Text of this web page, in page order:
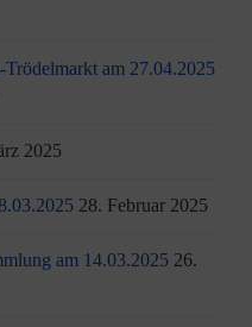
am 27.04.2025
2025
28. Februar 2025
am 14.03.2025 26.